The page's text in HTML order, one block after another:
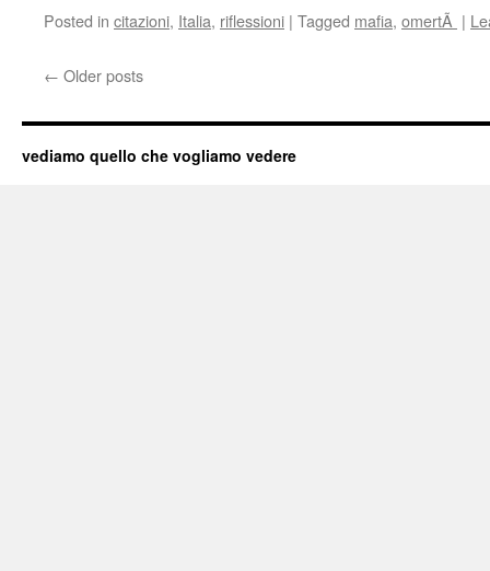
Posted in citazioni, Italia, riflessioni | Tagged mafia, omertÃ |
← Older posts
vediamo quello che vogliamo vedere